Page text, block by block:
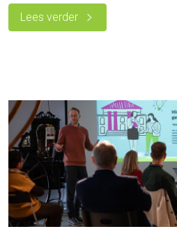
Lees verder